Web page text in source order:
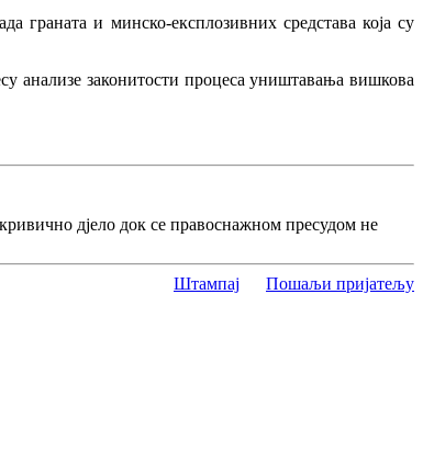
граната и минско-експлозивних средстава која су
анализе законитости процеса уништавања вишкова
дјело док се правоснажном пресудом не
Штампај Пошаљи пријатељу